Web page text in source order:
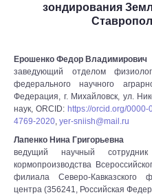
зондирования
Ерошенко Федор Владимирович
заведующий отделом
федерального научного
Федерация, г. Михайловск, ул.
наук, ORCID: https://orcid.org/
4769-2020, yer-sniish@mail.ru
Лапенко Нина Григорьевна
ведущий научный сотрудник
кормопроизводства
филиала Северо-Кавказского
центра (356241, Российская